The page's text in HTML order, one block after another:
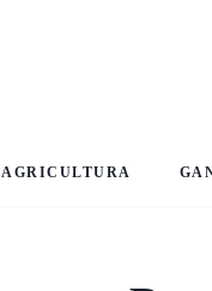
AGRICULTURA